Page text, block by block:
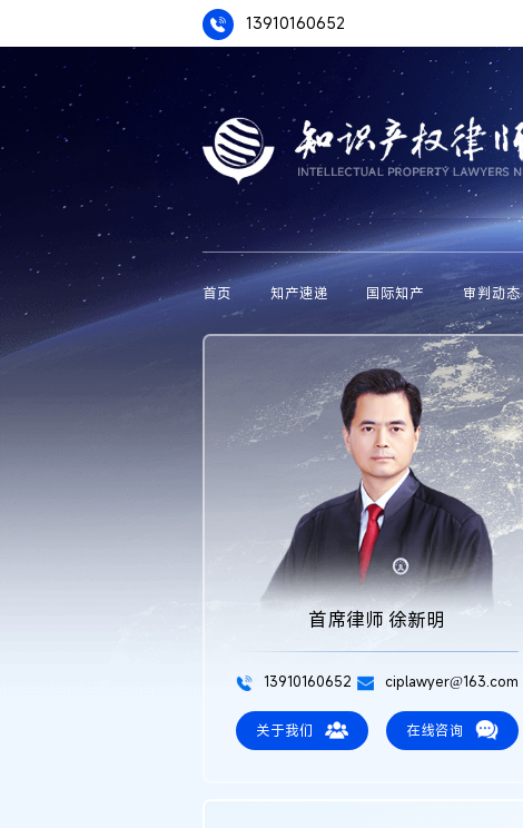
13910160652
首页 知产速递 国际知产 审判动态
首席律师 徐新明
13910160652 ciplawyer@163.com
关于我们 在线咨询